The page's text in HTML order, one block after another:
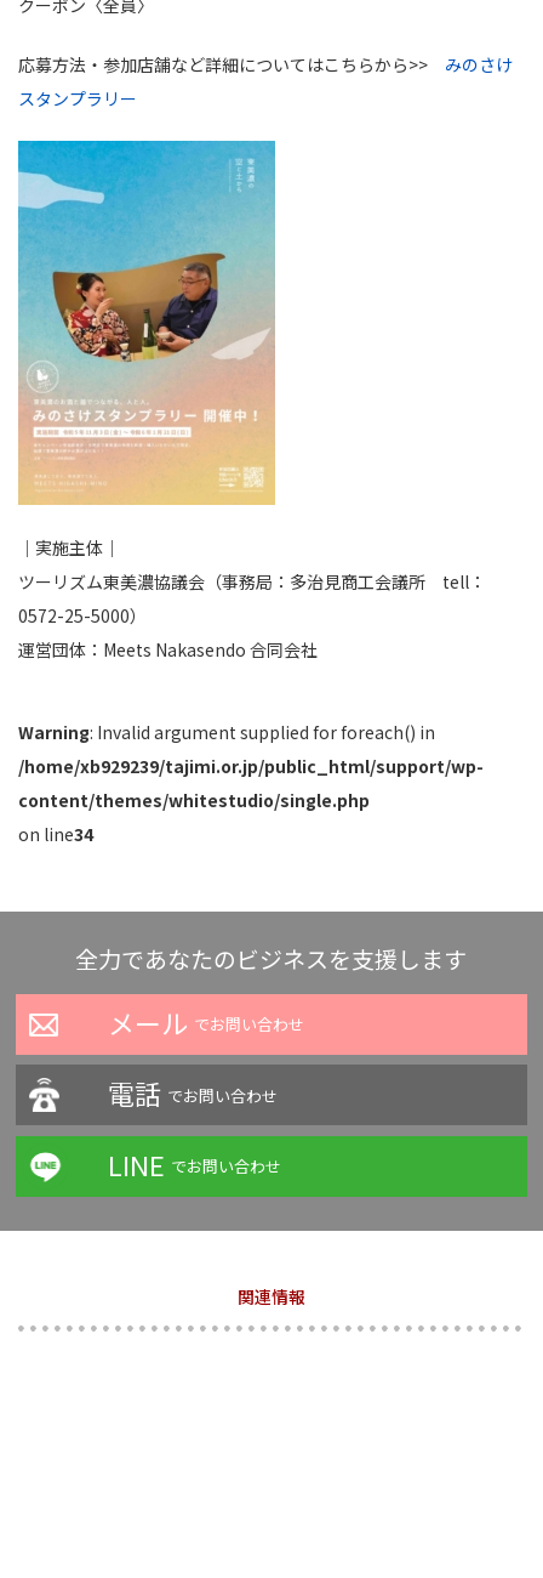
応募方法・参加店舗など詳細についてはこちらから>> みのさけ
スタンプラリー
｜実施主体｜
ツーリズム東美濃協議会（事務局：多治見商工会議所 tell：
0572-25-5000）
運営団体：Meets Nakasendo 合同会社
Warning: Invalid argument supplied for foreach() in
/home/xb929239/tajimi.or.jp/public_html/support/wp-
content/themes/whitestudio/single.php
on line34
全力であなたのビジネスを支援します
メール でお問い合わせ
電話 でお問い合わせ
LINE でお問い合わせ
関連情報